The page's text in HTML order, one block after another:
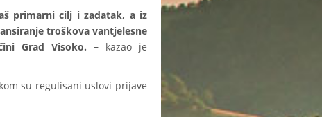
primarni cilj i zadatak, a iz
troškova vantjelesne
Grad Visoko. – kazao je
su regulisani uslovi prijave